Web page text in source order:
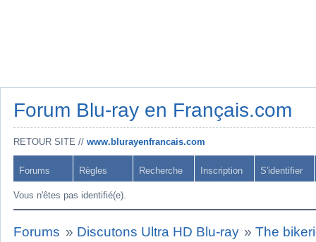
Forum Blu-ray en Français.com
RETOUR SITE // www.blurayenfrancais.com
Forums Règles Recherche Inscription S'identifier
Vous n'êtes pas identifié(e).
Forums » Discutons Ultra HD Blu-ray »The